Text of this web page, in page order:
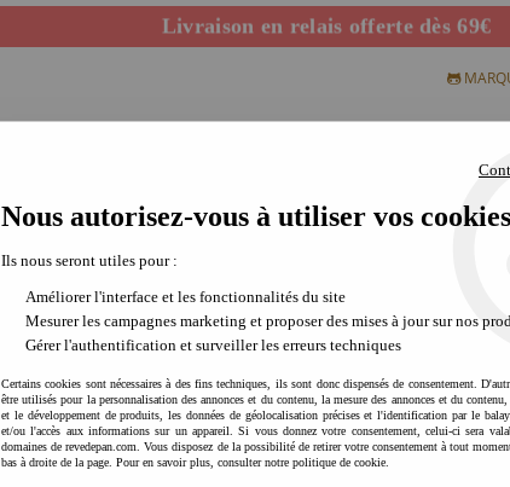
Livraison en relais offerte dès 69€
LOISIRS CREATIFS
LIEWOOD
et coordination
Nous autorisez-vous à utiliser vos
Ils nous seront utiles pour :
Améliorer l'interface et les fonctionnalités du site
Mesurer les campagnes marketing et proposer des mises à jour sur nos
Gérer l'authentification et surveiller les erreurs techniques
Certains cookies sont nécessaires à des fins techniques, ils sont donc dispensés de consentement.
être utilisés pour la personnalisation des annonces et du contenu, la mesure des annonces et du
et le développement de produits, les données de géolocalisation précises et l'identification par le
et/ou l'accès aux informations sur un appareil. Si vous donnez votre consentement, celui-ci sera
domaines de revedepan.com. Vous disposez de la possibilité de retirer votre consentement à tout
bas à droite de la page. Pour en savoir plus, consulter notre politique de cookie.